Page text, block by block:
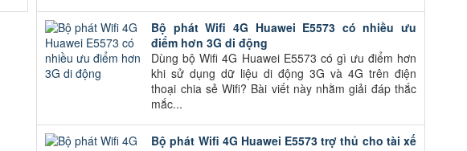
Bộ phát Wifi 4G Huawei E5573 có nhiều ưu
điểm hơn 3G di động
Dùng bộ Wifi 4G Huawei E5573 có gì ưu điểm hơn
khi sử dụng dữ liệu di động 3G và 4G trên điện
thoại chia sẻ Wifi? Bài viết này nhằm giải đáp thắc
mắc...
Bộ phát Wifi 4G Huawei E5573 trợ thủ cho tài xế